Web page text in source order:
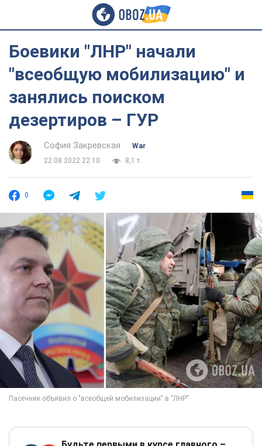
Боевики "ЛНР" начали
"всеобщую мобилизацию" и
занялись поиском
дезертиров – ГУР
София Закревская
War
22.08.2022 22:10
8,1 т.
0